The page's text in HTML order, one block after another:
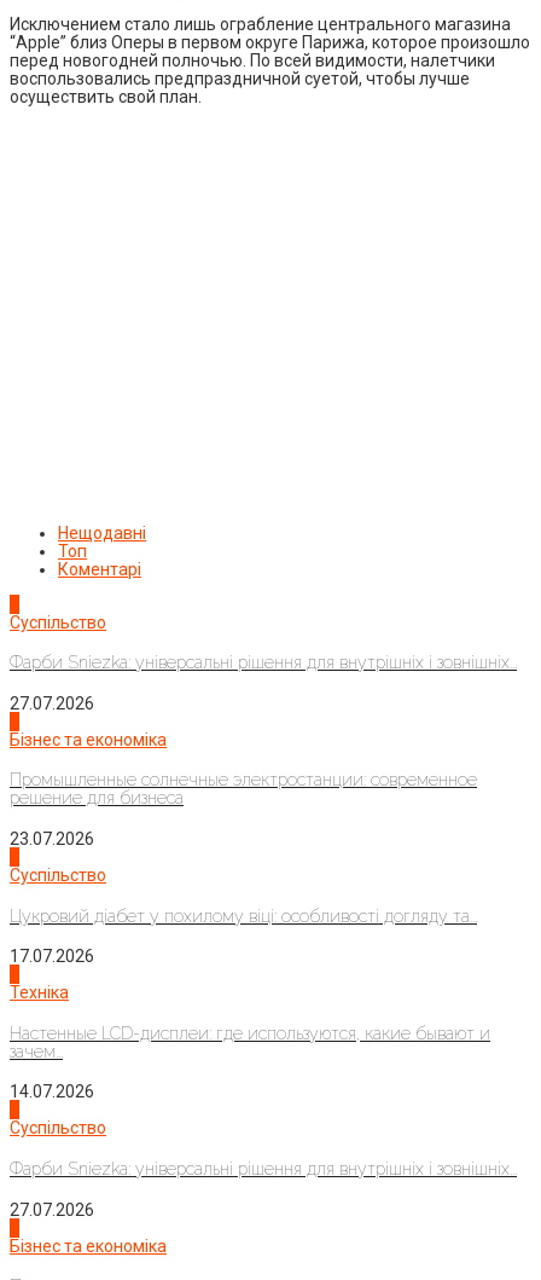
Исключением стало лишь ограбление центрального магазина
“Apple” близ Оперы в первом округе Парижа, которое произошло
перед новогодней полночью. По всей видимости, налетчики
воспользовались предпраздничной суетой, чтобы лучше
осуществить свой план.
Нещодавні
Топ
Коментарі
Суспільство
Фарби Sniezka: універсальні рішення для внутрішніх і зовнішніх...
27.07.2026
Бізнес та економіка
Промышленные солнечные электростанции: современное
решение для бизнеса
23.07.2026
Суспільство
Цукровий діабет у похилому віці: особливості догляду та...
17.07.2026
Техніка
Настенные LCD-дисплеи: где используются, какие бывают и
зачем...
14.07.2026
Суспільство
Фарби Sniezka: універсальні рішення для внутрішніх і зовнішніх...
27.07.2026
Бізнес та економіка